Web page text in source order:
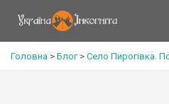
Головна > Блог> Село Пирогівка.